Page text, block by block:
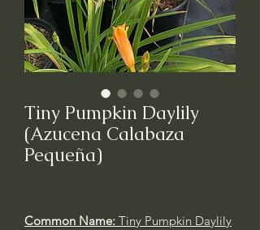
Tiny Pumpkin Daylily
(Azucena Calabaza
Pequeña)
Common Name: Tiny Pumpkin Daylily